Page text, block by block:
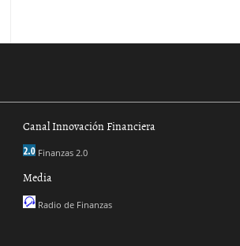
Canal Innovación Financiera
Finanzas 2.0
Media
Radio de Finanzas